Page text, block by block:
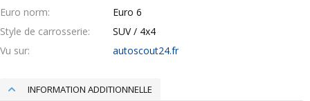
Euro norm
Euro 6
Style de carrosserie
SUV / 4x4
Vu sur
autoscout24.fr
INFORMATION ADDITIONNELLE